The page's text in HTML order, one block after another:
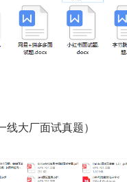
大厂面试真题）